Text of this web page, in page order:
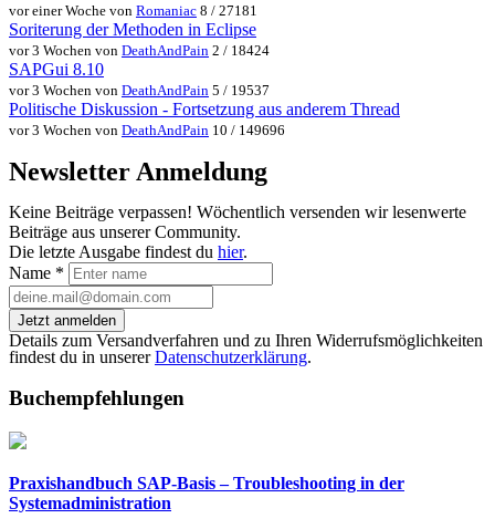
vor einer Woche von Romaniac 8 / 27181
Soriterung der Methoden in Eclipse
vor 3 Wochen von DeathAndPain 2 / 18424
SAPGui 8.10
vor 3 Wochen von DeathAndPain 5 / 19537
Politische Diskussion - Fortsetzung aus anderem Thread
vor 3 Wochen von DeathAndPain 10 / 149696
Newsletter Anmeldung
Keine Beiträge verpassen! Wöchentlich versenden wir lesenwerte
Beiträge aus unserer Community.
Die letzte Ausgabe findest du hier.
Name *
Jetzt anmelden
Details zum Versandverfahren und zu Ihren Widerrufsmöglichkeiten
findest du in unsererDatenschutzerklärung.
Buchempfehlungen
Praxishandbuch SAP-Basis – Troubleshooting in der
Systemadministration